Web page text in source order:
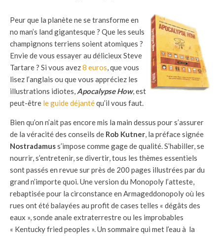
Peur que la planète ne se transforme en
no man’s land gigantesque ? Que les seuls
champignons terriens soient atomiques ?
Envie de vous essayer au délicieux Steve
Tartare ? Si vous avez8 euros, que vous
lisez l’anglais ou que vous appréciez les
illustrations idiotes, Apocalypse How, est
peut-être le guide déjantéqu’il vous faut.
Bien qu’on n’ait pas encore mis la main dessus pour s’assurer
de la véracité des conseils de Rob Kutner, la préface signée
Nostradamuss’impose comme gage de qualité. S’habiller, se
nourrir, s’entretenir, se divertir, tous les thèmes essentiels
sont passés en revue sur près de 200 pages illustrées par du
grand n’importe quoi. Une version du Monopoly l’atteste,
rebaptisée pour la circonstance en Armageddonopoly où les
rues ont été balayées au profit de cases telles « dégâts des
eaux », sonde anale extraterrestre ou les improbables
« Kentucky fried peoples ». Un sommaire qui met l’eau à la